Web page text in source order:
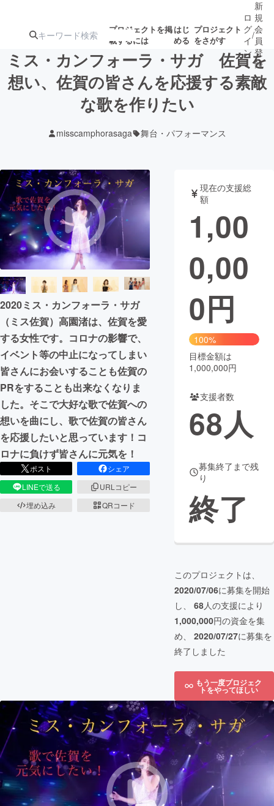
プロジェクトを掲
載するには
はじ
める
プロジェクト
をさがす
注目のリ 注目の新着プロ
ジェクト
募集終了が近いプ
テクノロジー・ガジェット
映像・映画 書籍・雑誌
ビジネス・起業 チャレンジ
まちづくり・地域活性化
CAMPFIRE for Social Good
CAMPFIRE Creation
CAMPFIREふるさと納税machi-ya コミュニティ
ロ
グ
イ
ン
/
新
規
会
員
登
録
ミス・カンフォーラ・サガ 佐賀を
想い、佐賀の皆さんを応援する素敵
な歌を作りたい
misscamphorasaga 舞台・パフォーマンス
2020ミス・カンフォーラ・サガ
（ミス佐賀）高園渚は、佐賀を愛
する女性です。コロナの影響で、
イベント等の中止になってしまい
皆さんにお会いすることも佐賀の
PRをすることも出来なくなりま
した。そこで大好な歌で佐賀への
想いを曲にし、歌で佐賀の皆さん
を応援したいと思っています！コ
ロナに負けず皆さんに元気を！
ポスト
シェア
LINEで送る
URLコピー
埋め込み
QRコード
現在の支援総
額
1,00
0,00
0円
100%
目標金額は
1,000,000円
支援者数
68人
募集終了まで残
り
終了
このプロジェクトは、
2020/07/06に募集を開始
し、 68人の支援により
1,000,000円の資金を集
め、 2020/07/27に募集を
終了しました
もう一度プロジェク
トをやってほしい